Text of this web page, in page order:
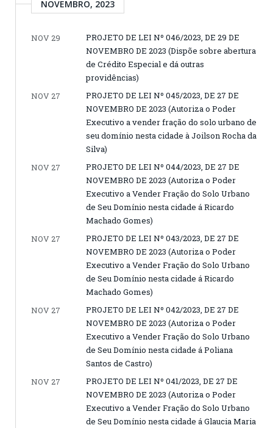
NOVEMBRO, 2023
NOV 29
PROJETO DE LEI Nº 046/2023, DE 29 DE
NOVEMBRO DE 2023 (Dispõe sobre abertura
de Crédito Especial e dá outras
providências)
NOV 27
PROJETO DE LEI Nº 045/2023, DE 27 DE
NOVEMBRO DE 2023 (Autoriza o Poder
Executivo a vender fração do solo urbano de
seu domínio nesta cidade à Joilson Rocha da
Silva)
NOV 27
PROJETO DE LEI Nº 044/2023, DE 27 DE
NOVEMBRO DE 2023 (Autoriza o Poder
Executivo a Vender Fração do Solo Urbano
de Seu Domínio nesta cidade á Ricardo
Machado Gomes)
NOV 27
PROJETO DE LEI Nº 043/2023, DE 27 DE
NOVEMBRO DE 2023 (Autoriza o Poder
Executivo a Vender Fração do Solo Urbano
de Seu Domínio nesta cidade á Ricardo
Machado Gomes)
NOV 27
PROJETO DE LEI Nº 042/2023, DE 27 DE
NOVEMBRO DE 2023 (Autoriza o Poder
Executivo a Vender Fração do Solo Urbano
de Seu Domínio nesta cidade á Poliana
Santos de Castro)
NOV 27
PROJETO DE LEI Nº 041/2023, DE 27 DE
NOVEMBRO DE 2023 (Autoriza o Poder
Executivo a Vender Fração do Solo Urbano
de Seu Domínio nesta cidade á Glaucia Maria